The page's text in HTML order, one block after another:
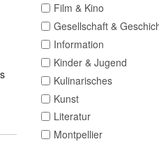
Film & Kino
Gesellschaft &
Information
Kinder & Jugend
Kulinarisches
Kunst
Literatur
Montpellier